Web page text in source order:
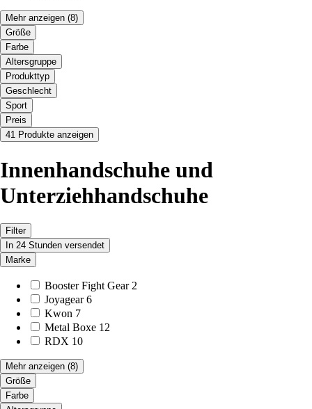
Mehr anzeigen (8)
Größe
Farbe
Altersgruppe
Produkttyp
Geschlecht
Sport
Preis
41 Produkte anzeigen
Innenhandschuhe und
Unterziehhandschuhe
Filter
In 24 Stunden versendet
Marke
Booster Fight Gear 2
Joyagear 6
Kwon 7
Metal Boxe 12
RDX 10
Mehr anzeigen (8)
Größe
Farbe